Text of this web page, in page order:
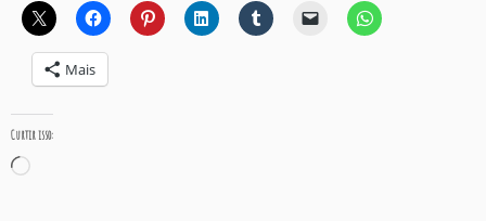
Mais
Curtir isso:
Carregando...